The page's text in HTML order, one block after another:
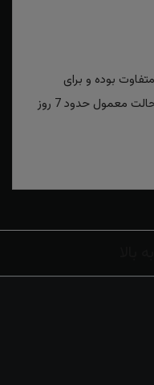
بوده و برای
روش‌های سریع بین 2 تا 3 روز و در حالت معمول حدود 7 روز